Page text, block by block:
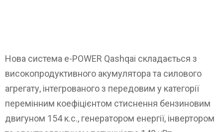
Нова система e-POWER Qashqai складається з
високопродуктивного акумулятора та силового
агрегату, інтегрованого з передовим у категорії
перемінним коефіцієнтом стиснення бензиновим
двигуном 154 к.с., генератором енергії, інвертором